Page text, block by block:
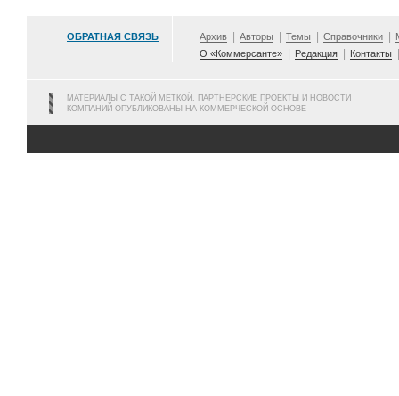
ОБРАТНАЯ СВЯЗЬ Архив Авторы Темы Справочники
О «Коммерсанте»
Редакция Контакты
МАТЕРИАЛЫ С ТАКОЙ МЕТКОЙ, ПАРТНЕРСКИЕ ПРОЕКТЫ И НОВОСТИ
КОМПАНИЙ ОПУБЛИКОВАНЫ НА КОММЕРЧЕСКОЙ ОСНОВЕ